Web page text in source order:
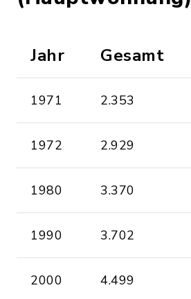
Jahr Gesamt
1971 2.353
1972 2.929
1980 3.370
1990 3.702
2000 4.499